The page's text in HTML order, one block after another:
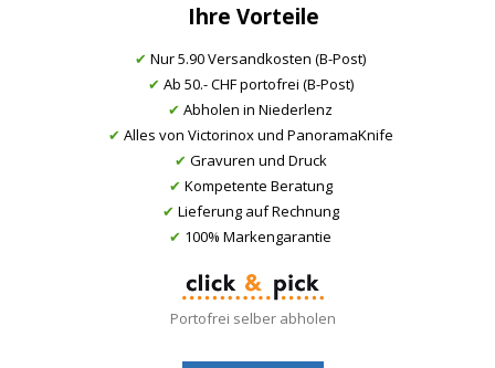
Ihre Vorteile
✔ Nur 5.90 Versandkosten (B-Post)
✔ Ab 50.- CHF portofrei (B-Post)
✔ Abholen in Niederlenz
✔ Alles von Victorinox und PanoramaKnife
✔ Gravuren und Druck
✔ Kompetente Beratung
✔ Lieferung auf Rechnung
✔ 100% Markengarantie
Portofrei selber abholen